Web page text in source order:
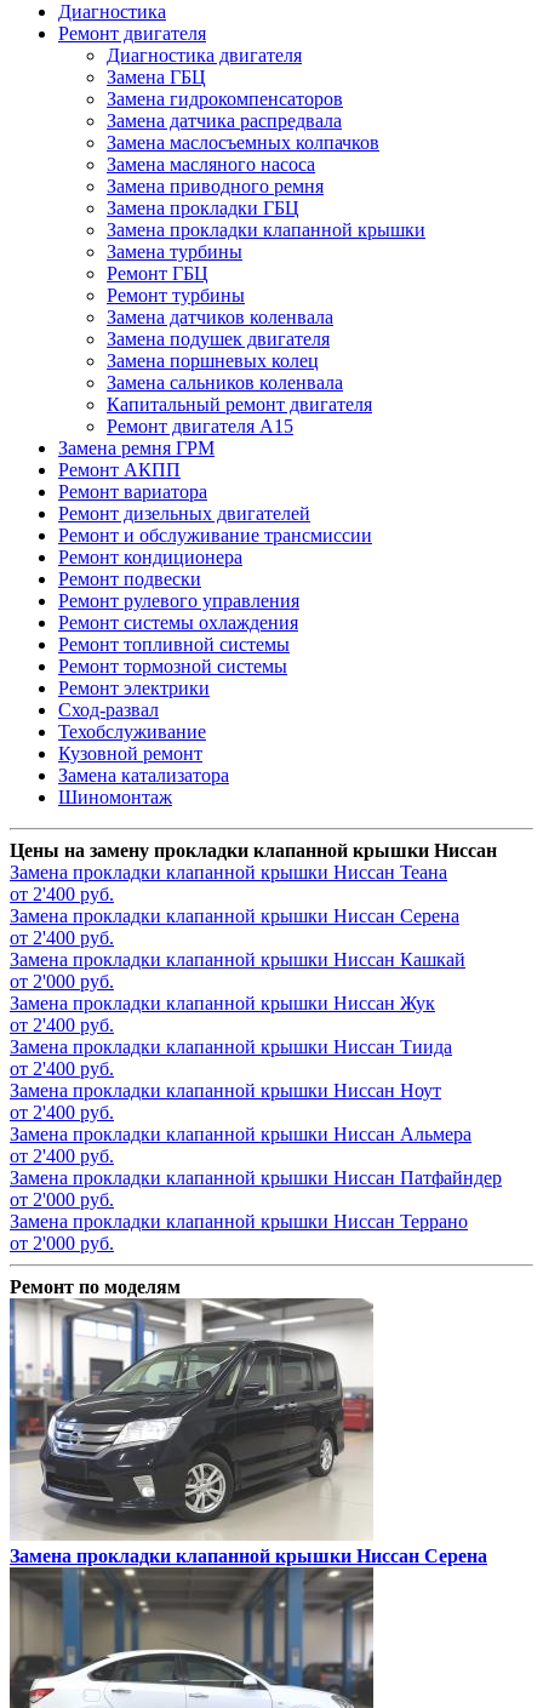
Диагностика
Ремонт двигателя
Диагностика двигателя
Замена ГБЦ
Замена гидрокомпенсаторов
Замена датчика распредвала
Замена маслосъемных колпачков
Замена масляного насоса
Замена приводного ремня
Замена прокладки ГБЦ
Замена прокладки клапанной крышки
Замена турбины
Ремонт ГБЦ
Ремонт турбины
Замена датчиков коленвала
Замена подушек двигателя
Замена поршневых колец
Замена сальников коленвала
Капитальный ремонт двигателя
Ремонт двигателя А15
Замена ремня ГРМ
Ремонт АКПП
Ремонт вариатора
Ремонт дизельных двигателей
Ремонт и обслуживание трансмиссии
Ремонт кондиционера
Ремонт подвески
Ремонт рулевого управления
Ремонт системы охлаждения
Ремонт топливной системы
Ремонт тормозной системы
Ремонт электрики
Сход-развал
Техобслуживание
Кузовной ремонт
Замена катализатора
Шиномонтаж
Цены на замену прокладки клапанной крышки Ниссан
Замена прокладки клапанной крышки Ниссан Теана
от 2'400 руб.
Замена прокладки клапанной крышки Ниссан Серена
от 2'400 руб.
Замена прокладки клапанной крышки Ниссан Кашкай
от 2'000 руб.
Замена прокладки клапанной крышки Ниссан Жук
от 2'400 руб.
Замена прокладки клапанной крышки Ниссан Тиида
от 2'400 руб.
Замена прокладки клапанной крышки Ниссан Ноут
от 2'400 руб.
Замена прокладки клапанной крышки Ниссан Альмера
от 2'400 руб.
Замена прокладки клапанной крышки Ниссан Патфайндер
от 2'000 руб.
Замена прокладки клапанной крышки Ниссан Террано
от 2'000 руб.
Ремонт по моделям
Замена прокладки клапанной крышки Ниссан Серена